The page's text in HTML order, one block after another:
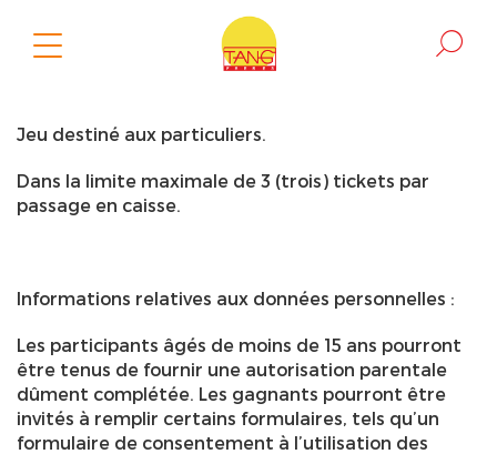
Jeu destiné aux particuliers.
Dans la limite maximale de 3 (trois) tickets par
passage en caisse.
Informations relatives aux données personnelles :
Les participants âgés de moins de 15 ans pourront
être tenus de fournir une autorisation parentale
dûment complétée. Les gagnants pourront être
invités à remplir certains formulaires, tels qu’un
formulaire de consentement à l’utilisation des